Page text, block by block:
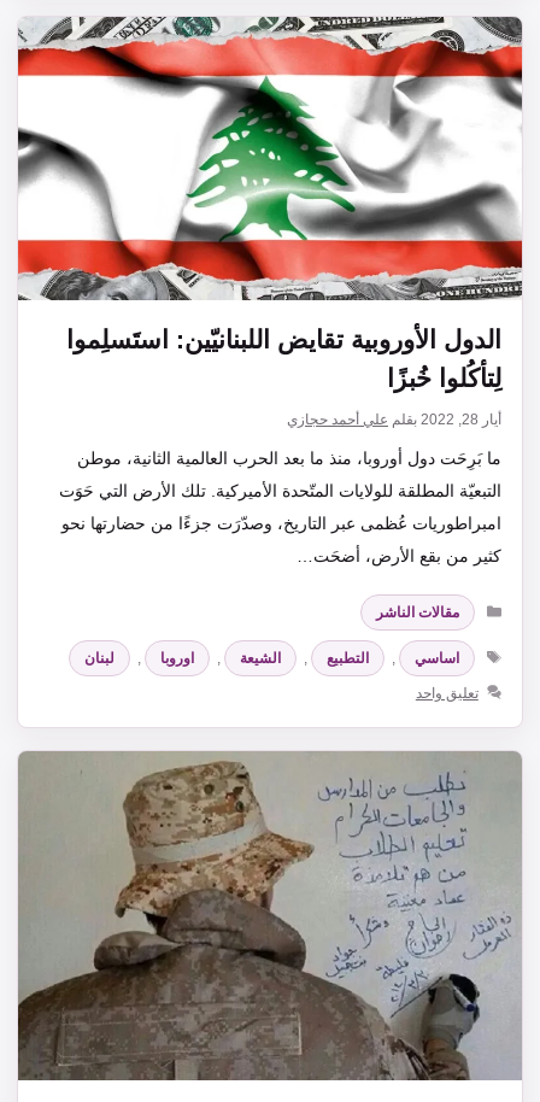
الدول الأوروبية تقايض اللبنانيّين: استَسلِموا
لِتأكُلوا خُبزًا
أيار 28, 2022 بقلم علي أحمد حجازي
ما بَرِحَت دول أوروبا، منذ ما بعد الحرب العالمية الثانية، موطن
التبعيّة المطلقة للولايات المتّحدة الأميركية. تلك الأرض التي حَوَت
امبراطوريات عُظمى عبر التاريخ، وصدّرَت جزءًا من حضارتها نحو
كثير من بقع الأرض، أضحَت…
التصنيفات
مقالات الناشر
الوسوم
اساسي التطبيع الشيعة اوروبا لبنان
تعليق واحد